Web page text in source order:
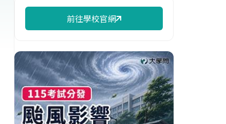
前往學校官網